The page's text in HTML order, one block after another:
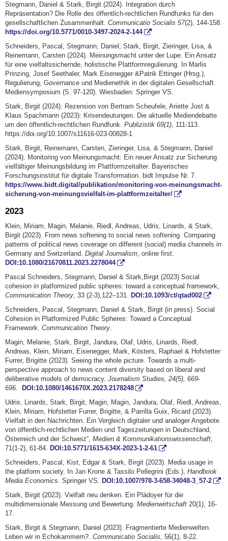
Stegmann, Daniel & Stark, Birgit (2024). Integration durch
Repräsentation? Die Rolle des öffentlich-rechtlichen Rundfunks für den
gesellschaftlichen Zusammenhalt. Communicatio Socialis 57(2), 144-158.
https://doi.org/10.5771/0010-3497-2024-2-144
Schneiders, Pascal, Stegmann, Daniel, Stark, Birgit, Zieringer, Lisa, &
Reinemann, Carsten (2024). Meinungsmacht unter der Lupe. Ein Ansatz
für eine vielfaltssichernde, holistische Plattformregulierung. In Marlis
Prinzing, Josef Seethaler, Mark Eisenegger &Patrik Ettinger (Hrsg.),
Regulierung, Governance und Medienethik in der digitalen Gesellschaft.
Mediensymposium (S. 97-120). Wiesbaden: Springer VS.
Stark, Birgit (2024): Rezension von Bertram Scheufele, Ariette Jost &
Klaus Spachmann (2023): Krisendeutungen. Die aktuelle Mediendebatte
um den öffentlich-rechtlichen Rundfunk. Publizistik 69(1), 111-113.
https://doi.org/10.1007/s11616-023-00828-1
Stark, Birgit, Reinemann, Carsten, Zieringer, Lisa, & Stegmann, Daniel
(2024). Monitoring von Meinungsmacht: Ein neuer Ansatz zur Sicherung
vielfältiger Meinungsbildung im Plattformzeitalter. Bayerisches
Forschungsinstitut für digitale Transformation. bidt Impulse Nr. 7.
https://www.bidt.digital/publikation/monitoring-von-meinungsmacht-
sicherung-von-meinungsvielfalt-im-plattformzeitalter/
2023
Klein, Miriam, Magin, Melanie, Riedl, Andreas, Udris, Linards, & Stark,
Birgit (2023). From news softening to social news softening. Comparing
patterns of political news coverage on different (social) media channels in
Germany and Switzerland. Digital Journalism , online first.
DOI:10.1080/21670811.2023.2278044
Pascal Schneiders, Stegmann, Daniel & Stark,Birgit (2023) Social
cohesion in platformized public spheres: toward a conceptual framework,
Communication Theory , 33 (2-3),122–131. DOI:10.1093/ct/qtad002
Schneiders, Pascal, Stegmann, Daniel & Stark, Birgit (in press). Social
Cohesion in Platformized Public Spheres: Toward a Conceptual
Framework. Communication Theory
Magin, Melanie, Stark, Birgit, Jandura, Olaf, Udris, Linards, Riedl,
Andreas, Klein, Miriam, Eisenegger, Mark, Kösters, Raphael & Hofstetter
Furrer, Brigitte (2023). Seeing the whole picture. Towards a multi-
perspective approach to news content diversity based on liberal and
deliberative models of democracy. Journalism Studies, 24(5), 669-
696.
DOI:10.1080/1461670X.2023.2178248
Udris, Linards, Stark, Birgit, Magin, Magin, Jandura, Olaf, Riedl, Andreas,
Klein, Miriam, Hofstetter Furrer, Brigitte, & Parrilla Guix, Ricard (2023).
Vielfalt in den Nachrichten. Ein Vergleich digitaler und analoger Angebote
von öffentlich-rechtlichen Medien und Tageszeitungen in Deutschland,
Österreich und der Schweiz“, Medien & Kommunikationswissenschaft
71(1-2), 61-84. DOI:10.5771/1615-634X-2023-1-2-61
Schneiders, Pascal, Kist, Edgar & Stark, Birgit (2023). Media usage in
the platform society. In Jan Krone & Tassilo Pellegrini (Eds.), Handbook
Media Economics . Springer VS. DOI:10.1007/978-3-658-34048-3_57-2
Stark, Birgit (2023). Vielfalt neu denken. Ein Plädoyer für die
multidimensionale Messung und Bewertung. Medienwirtschaft 20(1), 16-
17.
Stark, Birgit & Stegmann, Daniel (2023). Fragmentierte Medienwelten.
Leben wir in Echokammern?. Communicatio Socialis , 56(1), 8-22.